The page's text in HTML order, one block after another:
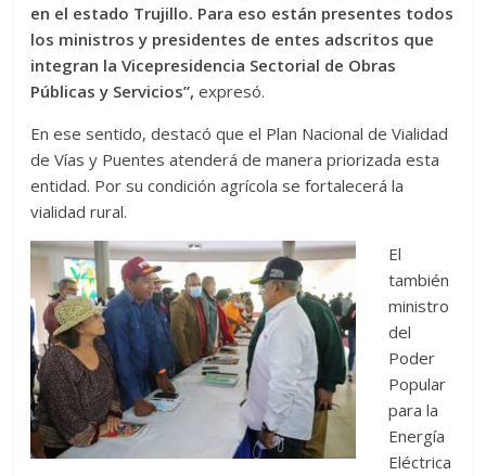
en el estado Trujillo. Para eso están presentes todos
los ministros y presidentes de entes adscritos que
integran la Vicepresidencia Sectorial de Obras
Públicas y Servicios”, expresó.
En ese sentido, destacó que el Plan Nacional de Vialidad
de Vías y Puentes atenderá de manera priorizada esta
entidad. Por su condición agrícola se fortalecerá la
vialidad rural.
El
también
ministro
del
Poder
Popular
para la
Energía
Eléctrica